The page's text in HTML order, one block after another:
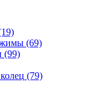
(69)
(99)
(79)